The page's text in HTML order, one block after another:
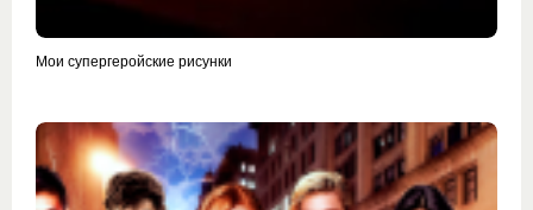
Мои супергеройские рисунки